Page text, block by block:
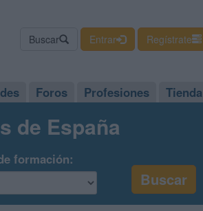
Buscar Entrar Regístrate
Foros Profesiones Tienda
de España
formación: